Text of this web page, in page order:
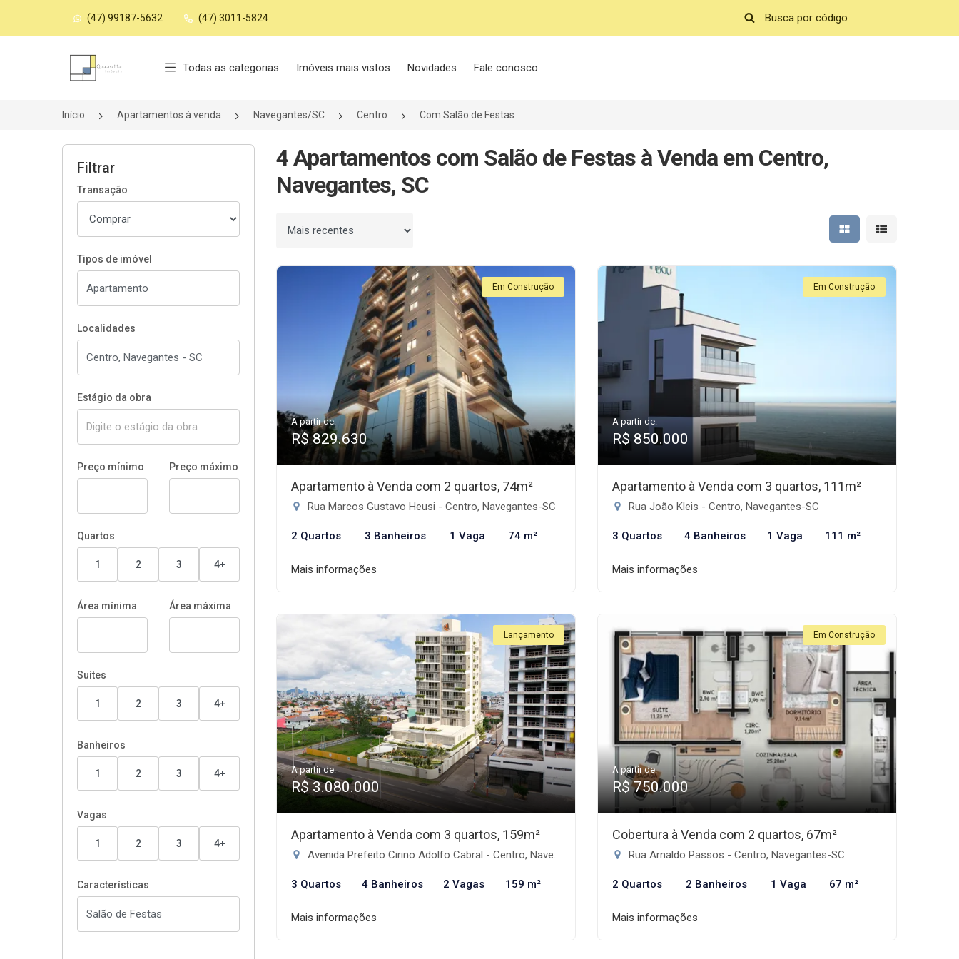
(47) 99187-5632 (47) 3011-5824
Página inicial
Todas as categorias Imóveis mais vistos Novidades Fale conosco
Início Apartamentos à venda Navegantes/SC Centro Com Salão de Festas
Filtrar
Transação
Tipos de imóvel
Localidades
Estágio da obra
Preço mínimo Preço máximo
Quartos
1 2 3 4+
Área mínima Área máxima
Suítes
1 2 3 4+
Banheiros
1 2 3 4+
Vagas
1 2 3 4+
Características
4 Apartamentos com Salão de Festas à Venda em Centro,
Navegantes, SC
Ordenar por Mostrar resultados em
Mostrar
Em Construção
A partir de:
R$ 829.630
Apartamento à Venda com 2 quartos, 74m²
Rua Marcos Gustavo Heusi - Centro, Navegantes-SC
2 Quartos 3 Banheiros 1 Vaga 74 m²
Mais informações
Em Construção
A partir de:
R$ 850.000
Apartamento à Venda com 3 quartos, 111m²
Rua João Kleis - Centro, Navegantes-SC
3 Quartos 4 Banheiros 1 Vaga 111 m²
Mais informações
Lançamento
A partir de:
R$ 3.080.000
Apartamento à Venda com 3 quartos, 159m²
Avenida Prefeito Cirino Adolfo Cabral - Centro, Navegantes-SC
3 Quartos 4 Banheiros 2 Vagas 159 m²
Mais informações
Em Construção
A partir de:
R$ 750.000
Cobertura à Venda com 2 quartos, 67m²
Rua Arnaldo Passos - Centro, Navegantes-SC
2 Quartos 2 Banheiros 1 Vaga 67 m²
Mais informações